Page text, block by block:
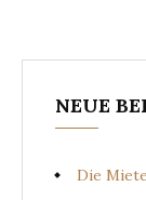
NEUE
Die